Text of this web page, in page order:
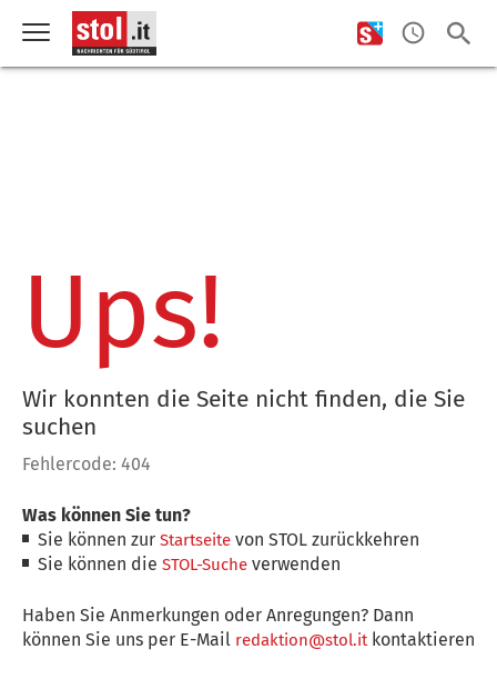
Ups!
Wir konnten die Seite nicht finden, die Sie
suchen
Fehlercode: 404
Was können Sie tun?
Sie können zurStartseite von STOL zurückkehren
Sie können dieSTOL-Suche verwenden
Haben Sie Anmerkungen oder Anregungen? Dann
können Sie uns per E-Mail redaktion@stol.itkontaktieren